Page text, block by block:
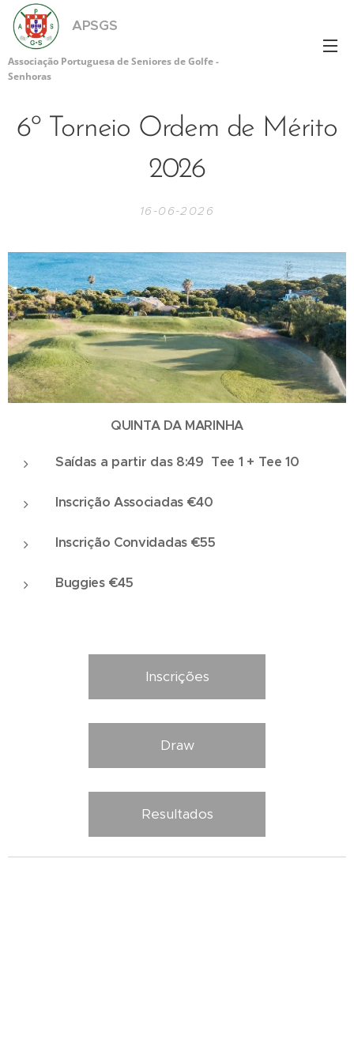
APSGS
Associação Portuguesa de Seniores de Golfe -
Senhoras
6º Torneio Ordem de Mérito
2026
16-06-2026
QUINTA DA MARINHA
Saídas a partir das 8:49 Tee 1 + Tee 10
Inscrição Associadas €40
Inscrição Convidadas €55
Buggies €45
Inscrições
Draw
Resultados